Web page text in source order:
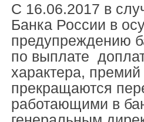
С 16.06.2017 в
Банка России в
предупреждению
по выплате
характера,
прекращаются
работающими в